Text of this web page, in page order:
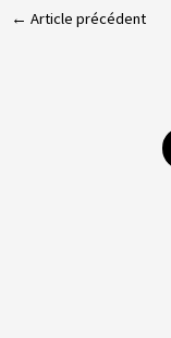
← Article précédent